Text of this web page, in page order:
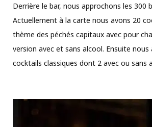
Derrière le bar, nous approchons les 300
Actuellement à la carte nous avons 20
thème des péchés capitaux avec pour
version avec et sans alcool. Ensuite
cocktails classiques dont 2 avec ou sans